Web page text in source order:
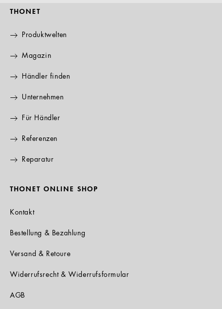
THONET
Produktwelten
Magazin
Händler finden
Unternehmen
Für Händler
Referenzen
Reparatur
THONET ONLINE SHOP
Kontakt
Bestellung & Bezahlung
Versand & Retoure
Widerrufsrecht & Widerrufsformular
AGB